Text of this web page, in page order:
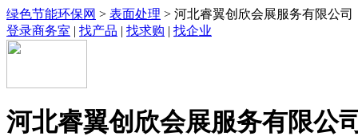
绿色节能环保网 > 表面处理 > 河北睿翼创欣会展服务有限公司
登录商务室 | 找产品 | 找求购 | 找企业
河北睿翼创欣会展服务有限公司